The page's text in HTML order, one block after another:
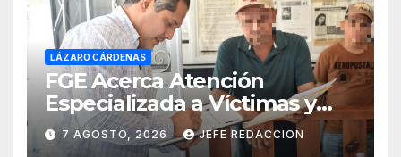
LÁZARO CÁRDENAS
FGE Acerca Atención
Especializada a Víctimas y
Ciudadanía de Coalcomán
7 AGOSTO, 2026 JEFE REDACCION